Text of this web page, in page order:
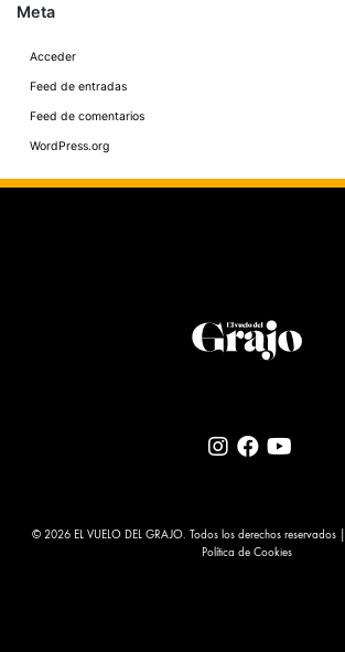
Meta
Acceder
Feed de entradas
Feed de comentarios
WordPress.org
© 2026 EL VUELO DEL GRAJO. Todos los derechos reservados |
Política de Cookies